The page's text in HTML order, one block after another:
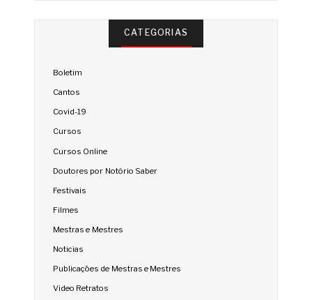
CATEGORIAS
Boletim
Cantos
Covid-19
Cursos
Cursos Online
Doutores por Notório Saber
Festivais
Filmes
Mestras e Mestres
Noticias
Publicações de Mestras e Mestres
Video Retratos